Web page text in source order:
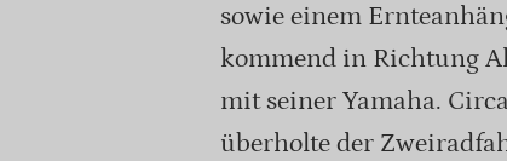
sowie einem
kommend in Richtung
mit seiner Yamaha.
überholte der